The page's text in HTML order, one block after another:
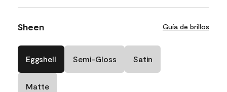
Sheen Guía de brillos
Eggshell Semi-Gloss Satin
Matte